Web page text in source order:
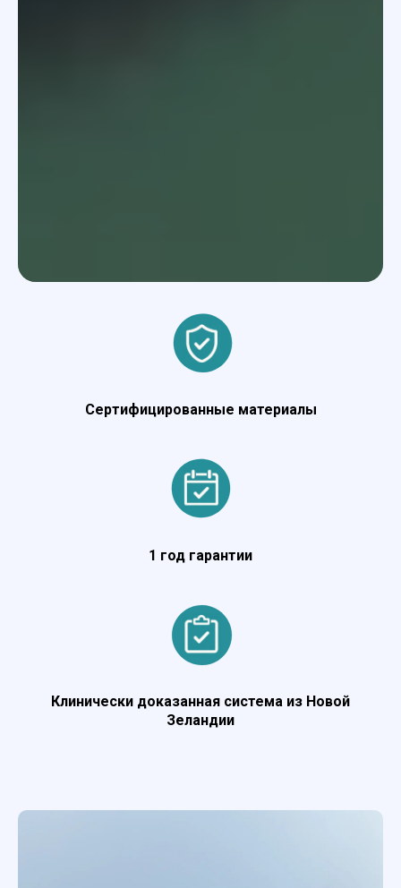
Сертифицированные материалы
1 год гарантии
Клинически доказанная система из Новой
Зеландии